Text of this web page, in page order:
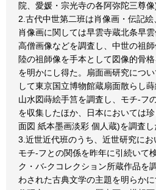
院、愛媛・宗光寺の各阿弥陀三尊像
2.古代中世第二班は肖像画・伝記絵
肖像画に関しては早雲寺蔵北条早
高僧画像などを調査し、中世の祖
陸の祖師像を手本として図像的骨
を明かにし得た。扇面画研究につ
して東京国立博物館蔵扇面散らし
山水図蒔絵手筥を調査し、モチ-フ
を収集したほか、日本においては
面図 紙本墨画淡彩 個人蔵)を調査し
3.近世近代班のうち、近世研究に
モチ-フとの関係を昨年に引続いて
ク・バ-クコレクション所蔵作品を
わされた古典文学の主題を明らか